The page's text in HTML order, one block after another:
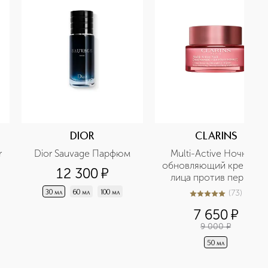
DIOR
Dior Sauvage Парфюм
12 300¤
30 мл 60 мл 100 мл
CLARINS
Multi-Active Ночной
обновляющий крем для
лица против первых
возрастных изменений
5из 573 (73)
7 650¤
9 000 ¤
50 мл